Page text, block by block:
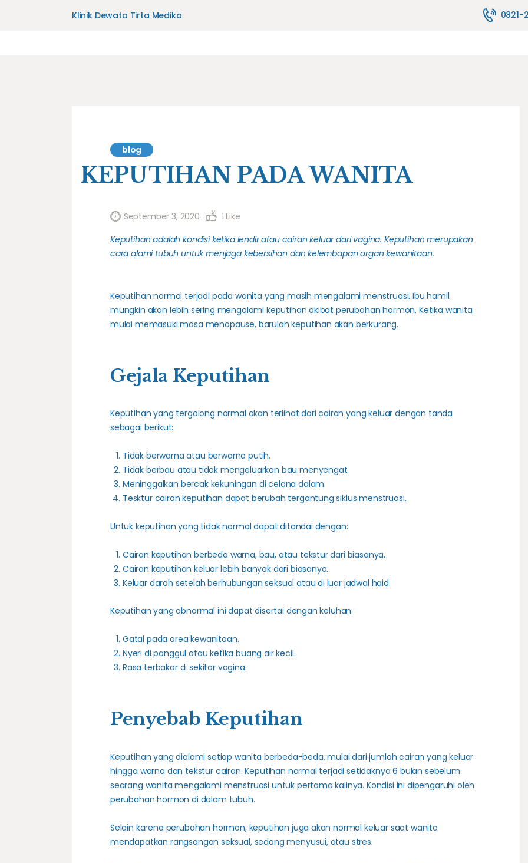
Klinik Dewata Tirta Medika 0821-
BLOG
blog
KEPUTIHAN PADA WANITA
September 3, 2020 1 Like
Keputihan adalah kondisi ketika lendir atau cairan keluar dari vagina. Keputihan merupakan
cara alami tubuh untuk menjaga kebersihan dan kelembapan organ kewanitaan.
Keputihan normal terjadi pada wanita yang masih mengalami menstruasi. Ibu hamil
mungkin akan lebih sering mengalami keputihan akibat perubahan hormon. Ketika wanita
mulai memasuki masa menopause, barulah keputihan akan berkurang.
Gejala Keputihan
Keputihan yang tergolong normal akan terlihat dari cairan yang keluar dengan tanda
sebagai berikut:
Tidak berwarna atau berwarna putih.
Tidak berbau atau tidak mengeluarkan bau menyengat.
Meninggalkan bercak kekuningan di celana dalam.
Tesktur cairan keputihan dapat berubah tergantung siklus menstruasi.
Untuk keputihan yang tidak normal dapat ditandai dengan:
Cairan keputihan berbeda warna, bau, atau tekstur dari biasanya.
Cairan keputihan keluar lebih banyak dari biasanya.
Keluar darah setelah berhubungan seksual atau di luar jadwal haid.
Keputihan yang abnormal ini dapat disertai dengan keluhan:
Gatal pada area kewanitaan.
Nyeri di panggul atau ketika buang air kecil.
Rasa terbakar di sekitar vagina.
Penyebab Keputihan
Keputihan yang dialami setiap wanita berbeda-beda, mulai dari jumlah cairan yang keluar
hingga warna dan tekstur cairan. Keputihan normal terjadi setidaknya 6 bulan sebelum
seorang wanita mengalami menstruasi untuk pertama kalinya. Kondisi ini dipengaruhi oleh
perubahan hormon di dalam tubuh.
Selain karena perubahan hormon, keputihan juga akan normal keluar saat wanita
mendapatkan rangsangan seksual, sedang menyusui, atau stres.